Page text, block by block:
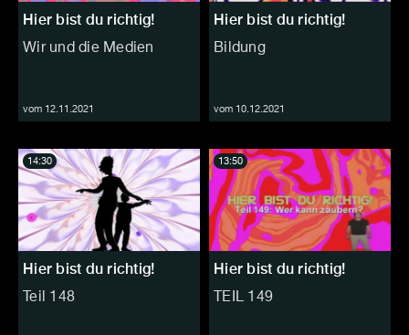
Hier bist du richtig!
Wir und die Medien
vom 12.11.2021
Hier bist du richtig!
Bildung
vom 10.12.2021
Hier bist du richtig!
Teil 148
14:30
Hier bist du richtig!
TEIL 149
13:50